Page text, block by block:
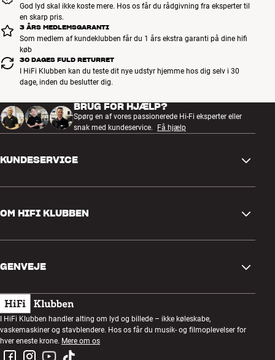
God lyd skal ikke koste mere. Hos os får du rådgivning fra eksperter til
en skarp pris.
3 ÅRS MEDLEMSGARANTI
Som medlem af kundeklubben får du 1 års ekstra garanti på dine hifi
køb
30 DAGES FULD RETURRET
I HiFi Klubben kan du teste dit nye udstyr hjemme hos dig selv i 30
dage, inden du beslutter dig.
BRUG FOR HJÆLP?
Spørg en af vores passionerede Hi-Fi eksperter eller
snak med kundeservice.
Få hjælp
KUNDESERVICE
Spørgsmål og svar
Retur og reklamation
Fortryd ordre
Handelsbetingelser
Privatlivspolitik
OM HIFI KLUBBEN
Om os
Kundeklub
Lytteaften
Konkurrencer
GENVEJE
Gavekort
Byg med lyd
Montering og installation
I HiFi Klubben handler alting om lyd og billede – ikke køleskabe,
vaskemaskiner og stavblendere. Hos os får du musik- og filmoplevelser for
hver eneste krone. Mere om os